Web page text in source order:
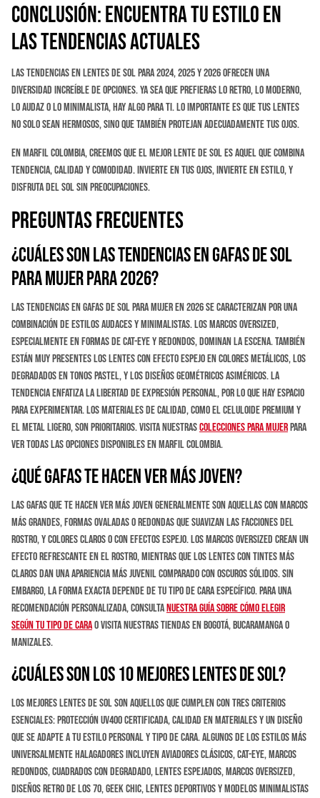
Conclusión: Encuentra tu Estilo en
las Tendencias Actuales
Las tendencias en lentes de sol para 2024, 2025 y 2026 ofrecen una
diversidad increíble de opciones. Ya sea que prefieras lo retro, lo moderno,
lo audaz o lo minimalista, hay algo para ti. Lo importante es que tus lentes
no solo sean hermosos, sino que también protejan adecuadamente tus ojos.
En Marfil Colombia, creemos que el mejor lente de sol es aquel que combina
tendencia, calidad y comodidad. Invierte en tus ojos, invierte en estilo, y
disfruta del sol sin preocupaciones.
Preguntas Frecuentes
¿Cuáles son las tendencias en gafas de sol
para mujer para 2026?
Las tendencias en gafas de sol para mujer en 2026 se caracterizan por una
combinación de estilos audaces y minimalistas. Los marcos oversized,
especialmente en formas de cat-eye y redondos, dominan la escena. También
están muy presentes los lentes con efecto espejo en colores metálicos, los
degradados en tonos pastel, y los diseños geométricos asiméricos. La
tendencia enfatiza la libertad de expresión personal, por lo que hay espacio
para experimentar. Los materiales de calidad, como el celuloide premium y
el metal ligero, son prioritarios. Visita nuestrascolecciones para mujerpara
ver todas las opciones disponibles en Marfil Colombia.
¿Qué gafas te hacen ver más joven?
Las gafas que te hacen ver más joven generalmente son aquellas con marcos
más grandes, formas ovaladas o redondas que suavizan las facciones del
rostro, y colores claros o con efectos espejo. Los marcos oversized crean un
efecto refrescante en el rostro, mientras que los lentes con tintes más
claros dan una apariencia más juvenil comparado con oscuros sólidos. Sin
embargo, la forma exacta depende de tu tipo de cara específico. Para una
recomendación personalizada, consultanuestra guía sobre cómo elegir
según tu tipo de carao visita nuestras tiendas en Bogotá, Bucaramanga o
Manizales.
¿Cuáles son los 10 mejores lentes de sol?
Los mejores lentes de sol son aquellos que cumplen con tres criterios
esenciales: protección UV400 certificada, calidad en materiales y un diseño
que se adapte a tu estilo personal y tipo de cara. Algunos de los estilos más
universalmente halagadores incluyen aviadores clásicos, cat-eye, marcos
redondos, cuadrados con degradado, lentes espejados, marcos oversized,
diseños retro de los 70, geek chic, lentes deportivos y modelos minimalistas